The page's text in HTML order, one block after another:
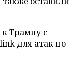
к Трампу с
для атак по